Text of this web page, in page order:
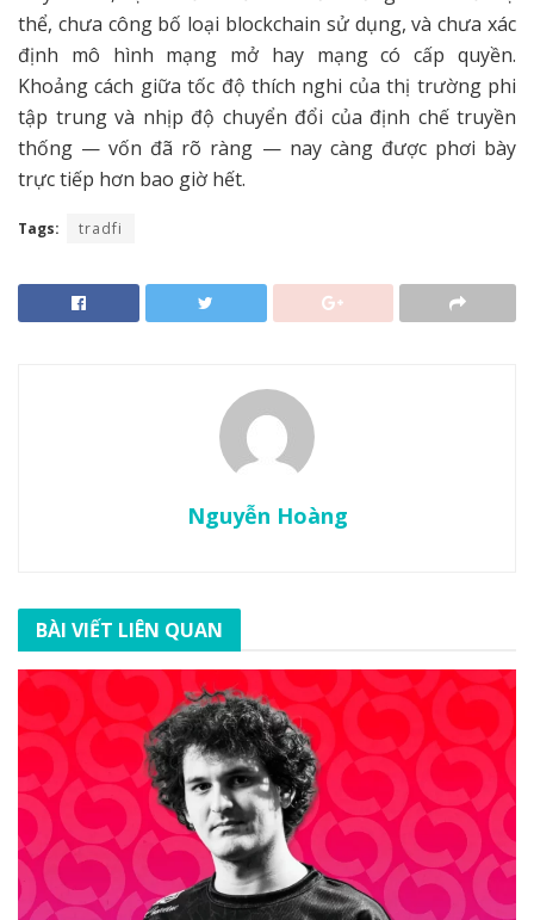
thể, chưa công bố loại blockchain sử dụng, và chưa xác
định mô hình mạng mở hay mạng có cấp quyền.
Khoảng cách giữa tốc độ thích nghi của thị trường phi
tập trung và nhịp độ chuyển đổi của định chế truyền
thống — vốn đã rõ ràng — nay càng được phơi bày
trực tiếp hơn bao giờ hết.
Tags: tradfi
Nguyễn Hoàng
BÀI VIẾT LIÊN QUAN